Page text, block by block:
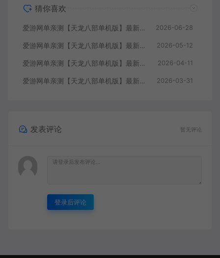
猜你喜欢
爱游网单亲测【天龙八部单机版】最新整理怀旧64位源端洛洛1.9 带GM工具 视频安装教学 虚拟机一键端 2026-06-28
爱游网单亲测【天龙八部单机版】最新整理全民争霸微变完整单机端 带GM 配套道具代码 解锁充值奖励 视频安装教学 虚拟机一键端 2026-05-12
爱游网单亲测【天龙八部单机版】最新整理会员分享遗忘之地微改仿官复古版 无字谱 便捷传送 快捷内辅 配套GM工具 自由视角 虚拟机一键端 视频安装教学 2026-04-11
爱游网单亲测【天龙八部单机版】最新整理回味09年寻仙轮回情怀转生超变端带装备回收体系 GM后台 虚拟机一键端 视频安装教学 2026-03-31
发表评论 暂无评论
登录后评论